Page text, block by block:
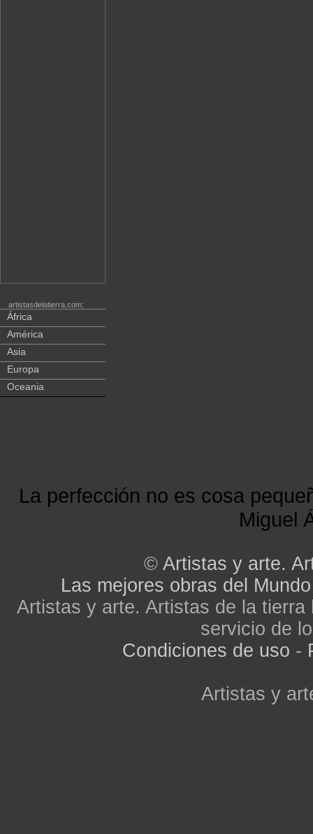
artistasdelatierra.com:
África
América
Asia
Europa
Oceania
La perfección no es cosa
Miguel
© Artistas y arte.
Las mejores obras del Mundo
Artistas y arte. Artistas de la
servicio de
Condiciones de uso -
Artistas y